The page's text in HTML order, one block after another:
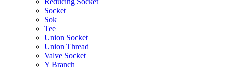
Reducing Socket
Socket
Sok
Tee
Union Socket
Union Thread
Valve Socket
Y Branch